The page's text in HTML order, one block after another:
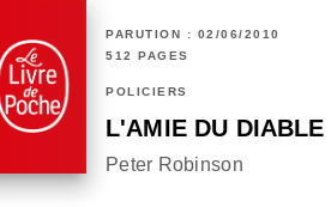
PARUTION : 02/06/2010
512 PAGES
POLICIERS
L'AMIE DU DIABLE
Peter Robinson